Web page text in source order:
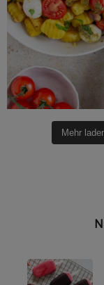
Mehr